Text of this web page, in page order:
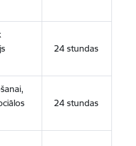
24 stundas
24 stundas